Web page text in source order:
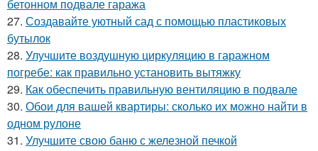
бетонном подвале гаража
27. Создавайте уютный сад с помощью пластиковых
бутылок
28. Улучшите воздушную циркуляцию в гаражном
погребе: как правильно установить вытяжку
29. Как обеспечить правильную вентиляцию в подвале
30. Обои для вашей квартиры: сколько их можно найти в
одном рулоне
31. Улучшите свою баню с железной печкой